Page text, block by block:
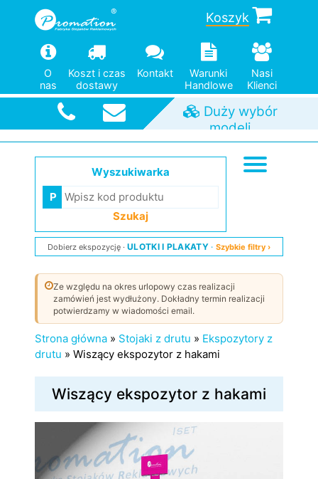
O
nas
Koszt i czas
dostawy
Kontakt
Warunki
Handlowe
Nasi
Klienci
Koszyk
Szybka
wysyłka
Od jednej
sztuki
Pomoc w
doborze
Wyszukiwarka
Szukaj
Dobierz ekspozycję ULOTKI I PLAKATY Szybkie filtry ›
Ze względu na okres urlopowy czas realizacji
zamówień jest wydłużony. Dokładny termin realizacji
potwierdzamy w wiadomości email.
Strona główna » Stojaki z drutu » Ekspozytory z
drutu » Wiszący ekspozytor z hakami
Wiszący ekspozytor z hakami